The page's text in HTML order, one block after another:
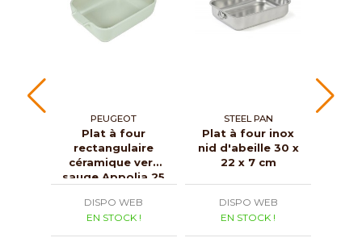
PEUGEOT
Plat à four
rectangulaire
céramique vert
sauge Appolia 25
DISPO WEB
EN STOCK !
STEEL PAN
Plat à four inox
nid d'abeille 30 x
22 x 7 cm
DISPO WEB
EN STOCK !